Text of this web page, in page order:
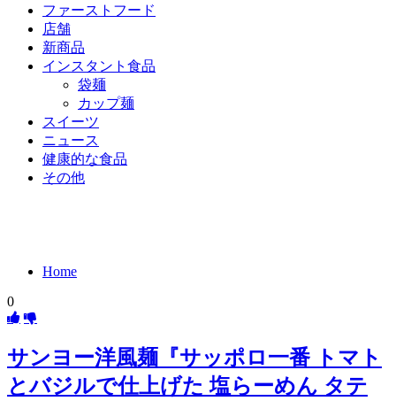
ファーストフード
店舗
新商品
インスタント食品
袋麺
カップ麺
スイーツ
ニュース
健康的な食品
その他
Home
0
サンヨー洋風麺『サッポロ一番 トマト
とバジルで仕上げた 塩らーめん タテ